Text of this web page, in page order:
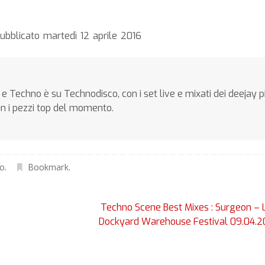
martedì 12 aprile 2016
Techno è su Technodisco, con i set live e mixati dei deejay
i pezzi top del momento.
. Bookmark.
Techno Scene Best Mixes : Surgeon –
Dockyard Warehouse Festival